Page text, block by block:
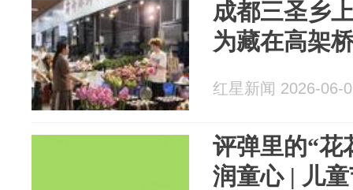
成都三圣乡
为藏在高架
红星新闻 2026-06-
评弹里的“花
润童心 | 儿